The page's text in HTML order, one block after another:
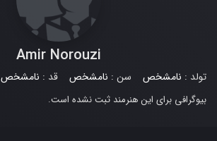
Amir Norouzi
تولد : نامشخص سن : نامشخص قد : نامشخص
بیوگرافی برای این هنرمند ثبت نشده است.